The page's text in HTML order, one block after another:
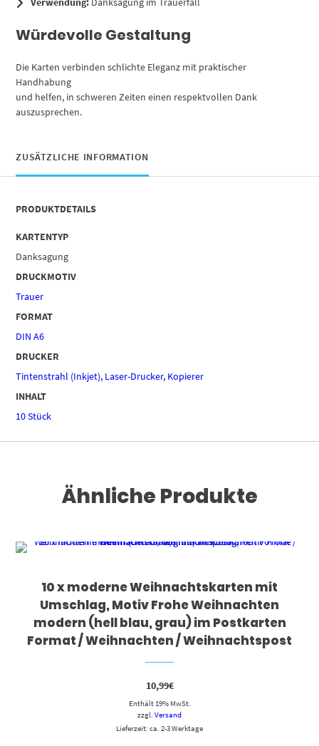
Würdevolle Gestaltung
Die Karten verbinden schlichte Eleganz mit praktischer
Handhabung
und helfen, in schweren Zeiten einen respektvollen Dank
auszusprechen.
ZUSÄTZLICHE INFORMATION
PRODUKTDETAILS
KARTENTYP
Danksagung
DRUCKMOTIV
Trauer
FORMAT
DIN A6
DRUCKER
Tintenstrahl (Inkjet), Laser-Drucker, Kopierer
INHALT
10 Stück
Ähnliche Produkte
10 x moderne Weihnachtskarten mit
Umschlag, Motiv Frohe Weihnachten
modern (hell blau, grau) im Postkarten
Format / Weihnachten / Weihnachtspost
10,99€
Enthält 19% MwSt.
zzgl. Versand
Lieferzeit: ca. 2-3 Werktage